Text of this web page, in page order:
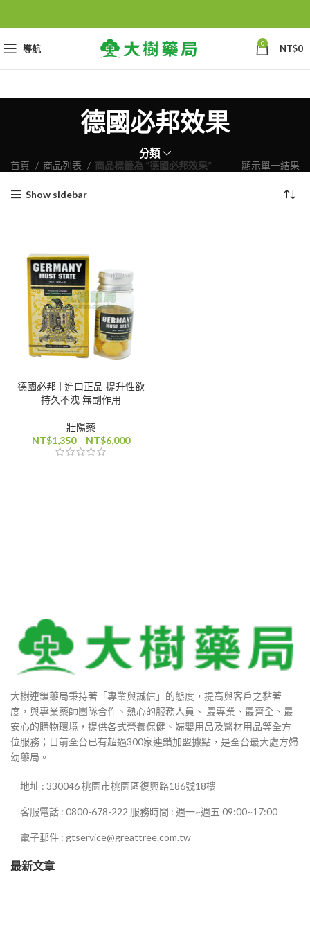
導航 0 NT$0
德國必邦效果
分類
首頁 商品列表 商品標籤為 “德國必邦效果” 顯示單一結果
Show sidebar
德國必邦 | 進口正品 提升性欲
持久不洩 無副作用
壯陽藥
NT$1,350 – NT$6,000價
大樹連鎖藥局秉持著「專業與誠信」的態度，提高與客戶之黏著
度，與專業藥師團隊合作、熱心的服務人員、 最專業、最齊全、最
安心的購物環境，提供各式營養保健、婦嬰用品及醫材用品等全方
位服務；目前全台已有超過300家連鎖加盟據點，是全台最大處方婦
幼藥局。
地址 : 330046 桃園市桃園區復興路186號18樓
客服電話 : 0800-678-222 服務時間 : 週一~週五 09:00~17:00
電子郵件 : gtservice@greattree.com.tw
最新文章